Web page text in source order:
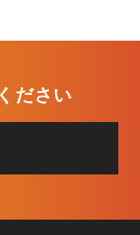
ださい